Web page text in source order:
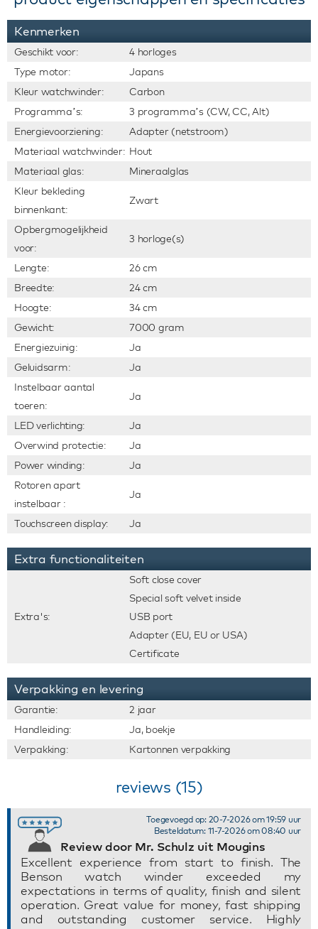
Kenmerken
Geschikt voor:
4 horloges
Type motor:
Japans
Kleur watchwinder:
Carbon
Programma’s:
3 programma’s (CW, CC, Alt)
Energievoorziening:
Adapter (netstroom)
Materiaal watchwinder: Hout
Materiaal glas:
Mineraalglas
Kleur bekleding
binnenkant:
Zwart
Opbergmogelijkheid
voor:
3 horloge(s)
Lengte:
26 cm
Breedte:
24 cm
Hoogte:
34 cm
Gewicht:
7000 gram
Energiezuinig:
Ja
Geluidsarm:
Ja
Instelbaar aantal
toeren:
Ja
LED verlichting:
Ja
Overwind protectie:
Ja
Power winding:
Ja
Rotoren apart
instelbaar :
Ja
Touchscreen display: Ja
Extra functionaliteiten
Extra's:
Soft close cover
Special soft velvet inside
USB port
Adapter (EU, EU or USA)
Certificate
Verpakking en levering
Garantie:
2 jaar
Handleiding:
Ja, boekje
Verpakking:
Kartonnen verpakking
reviews (15)
Review door Mr. Schulz uit Mougins
Toegevoegd op: 20-7-2026 om 19:59 uur
Besteldatum: 11-7-2026 om 08:40 uur
Excellent experience from start to finish. The
Benson watch winder exceeded my
expectations in terms of quality, finish and silent
operation. Great value for money, fast shipping
and outstanding customer service. Highly